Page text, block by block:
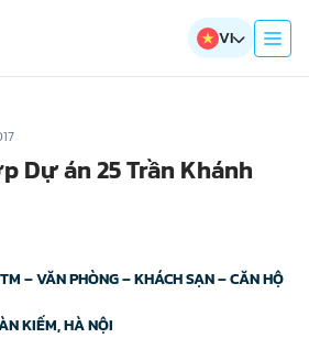
VI
Dự án 25 Trần Khánh
– VĂN PHÒNG – KHÁCH SẠN – CĂN HỘ
KIẾM, HÀ NỘI